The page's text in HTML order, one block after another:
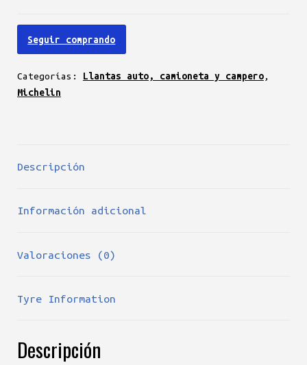
era:
$1.345.900.
Seguir comprando
Categorías: Llantas auto, camioneta y campero,
Michelin
Descripción
Información adicional
Valoraciones (0)
Tyre Information
Descripción